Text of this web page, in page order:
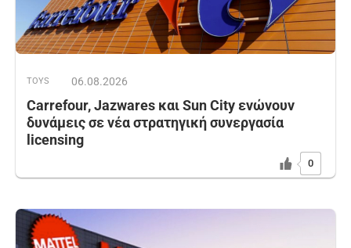
TOYS 06.08.2026
Carrefour, Jazwares και Sun City ενώνουν
δυνάμεις σε νέα στρατηγική συνεργασία
licensing
0